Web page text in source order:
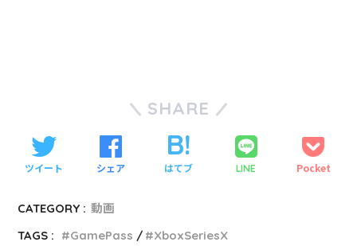
SHARE
ツイート シェア はてブ LINE Pocket
CATEGORY : 動画
TAGS :
GamePass XboxSeriesX